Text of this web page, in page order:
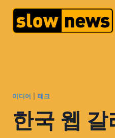
미디어 테크
한국 웹